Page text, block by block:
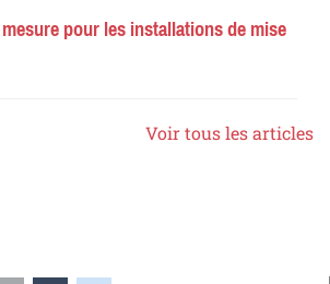
pour les installations de mise
Voir tous les articles